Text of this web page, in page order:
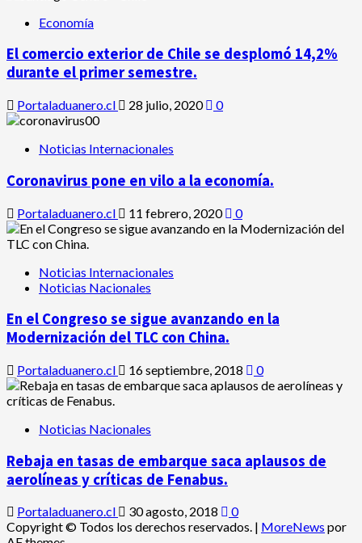
Economía
El comercio exterior de Chile se desplomó 14,2%
durante el primer semestre.
Portaladuanero.cl 28 julio, 2020 0
Noticias Internacionales
Coronavirus pone en vilo a la economía.
Portaladuanero.cl 11 febrero, 2020 0
Noticias Internacionales
Noticias Nacionales
En el Congreso se sigue avanzando en la
Modernización del TLC con China.
Portaladuanero.cl 16 septiembre, 2018 0
Noticias Nacionales
Rebaja en tasas de embarque saca aplausos de
aerolíneas y críticas de Fenabus.
Portaladuanero.cl 30 agosto, 2018
0
Copyright © Todos los derechos reservados. | MoreNews por